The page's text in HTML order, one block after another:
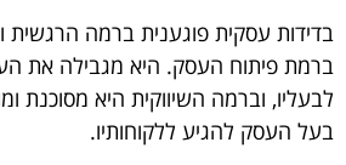
בדידות עסקית פוגענית ברמה
ברמת פיתוח העסק. היא מגבילה את
לבעליו, וברמה השיווקית היא מסוכנת
בעל העסק להגיע ללקוחותיו.